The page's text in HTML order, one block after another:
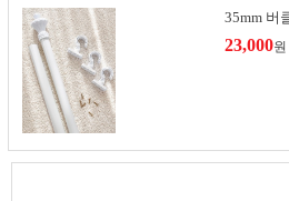
35mm 버
23,000원